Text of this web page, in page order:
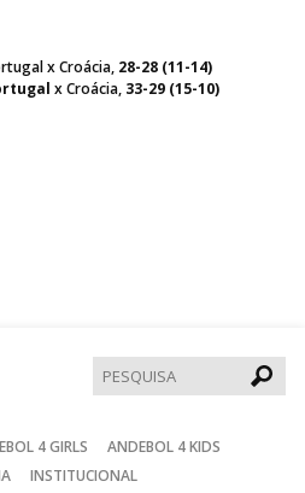
x Croácia, 28-28 (11-14)
x Croácia, 33-29 (15-10)
4 GIRLS
ANDEBOL 4 KIDS
INSTITUCIONAL